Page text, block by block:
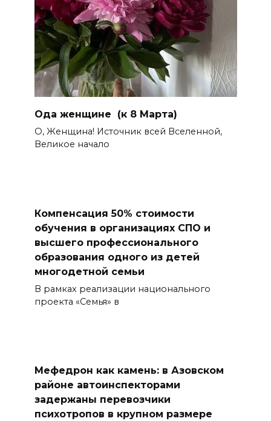
Ода женщине (к 8 Марта)
О, Женщина! Источник всей Вселенной,
Великое начало
Компенсация 50% стоимости
обучения в организациях СПО и
высшего профессионального
образования одного из детей
многодетной семьи
В рамках реализации национального
проекта «Семья» в
Мефедрон как камень: в Азовском
районе автоинспекторами
задержаны перевозчики
психотропов в крупном размере